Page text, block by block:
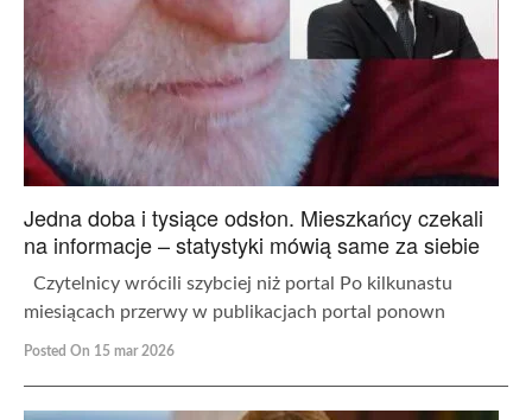
Jedna doba i tysiące odsłon. Mieszkańcy czekali
na informacje – statystyki mówią same za siebie
Czytelnicy wrócili szybciej niż portal Po kilkunastu
miesiącach przerwy w publikacjach portal ponown
Posted On 15 mar 2026